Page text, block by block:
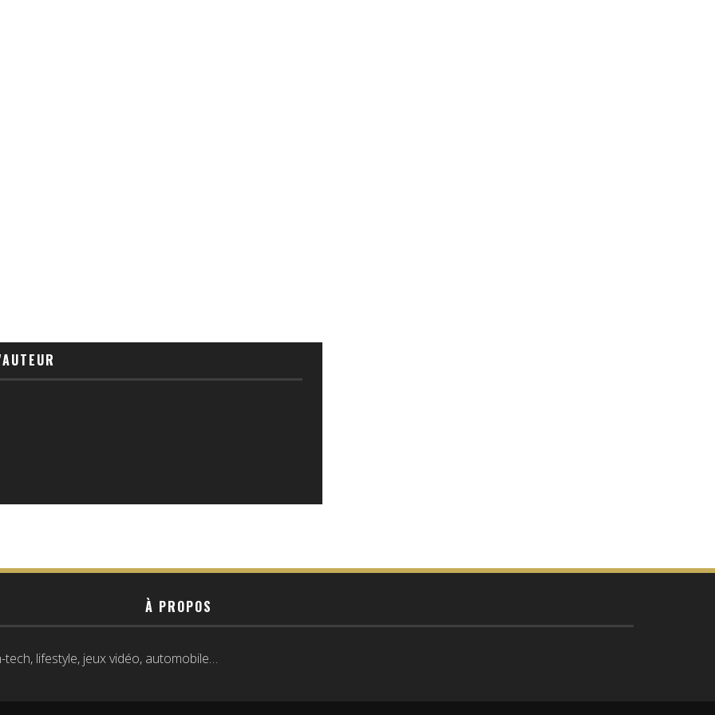
À PROPOS
lifestyle, jeux vidéo, automobile…